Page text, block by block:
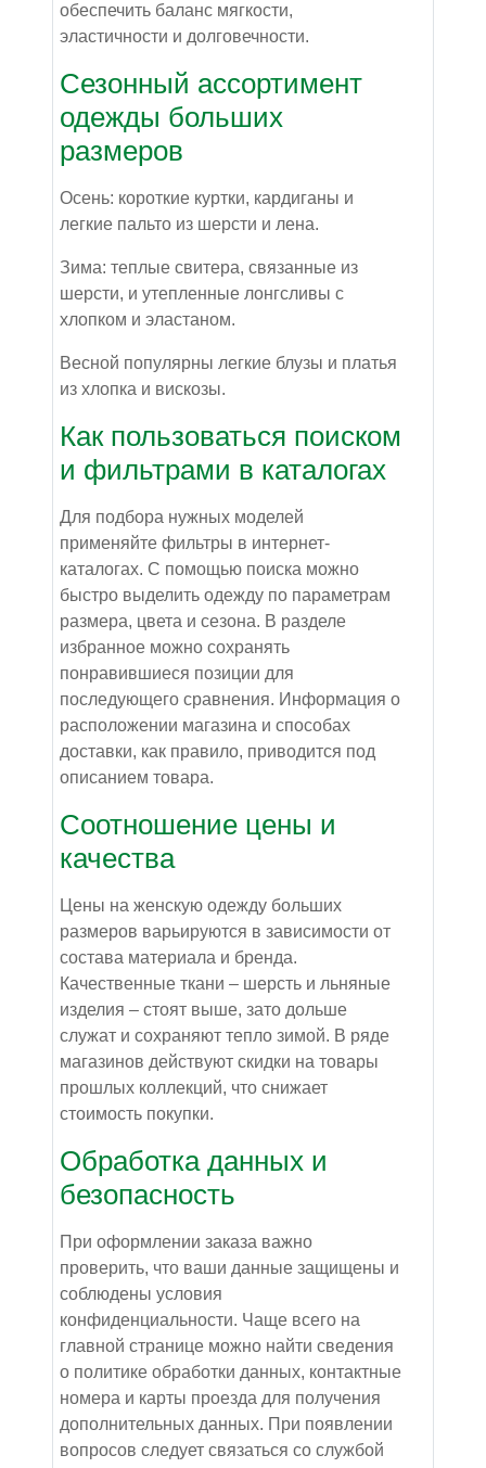
обеспечить баланс мягкости,
эластичности и долговечности.
Сезонный ассортимент
одежды больших
размеров
Осень: короткие куртки, кардиганы и
легкие пальто из шерсти и лена.
Зима: теплые свитера, связанные из
шерсти, и утепленные лонгсливы с
хлопком и эластаном.
Весной популярны легкие блузы и платья
из хлопка и вискозы.
Как пользоваться поиском
и фильтрами в каталогах
Для подбора нужных моделей
применяйте фильтры в интернет-
каталогах. С помощью поиска можно
быстро выделить одежду по параметрам
размера, цвета и сезона. В разделе
избранное можно сохранять
понравившиеся позиции для
последующего сравнения. Информация о
расположении магазина и способах
доставки, как правило, приводится под
описанием товара.
Соотношение цены и
качества
Цены на женскую одежду больших
размеров варьируются в зависимости от
состава материала и бренда.
Качественные ткани – шерсть и льняные
изделия – стоят выше, зато дольше
служат и сохраняют тепло зимой. В ряде
магазинов действуют скидки на товары
прошлых коллекций, что снижает
стоимость покупки.
Обработка данных и
безопасность
При оформлении заказа важно
проверить, что ваши данные защищены и
соблюдены условия
конфиденциальности. Чаще всего на
главной странице можно найти сведения
о политике обработки данных, контактные
номера и карты проезда для получения
дополнительных данных. При появлении
вопросов следует связаться со службой